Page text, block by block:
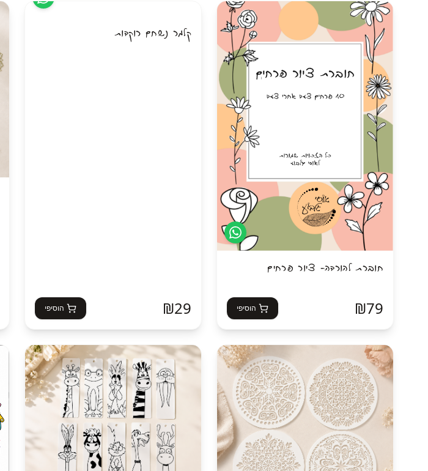
מארז מושלם למי שאוהבת לעבוד עם מגוון גדול של
שימו לב: טושים אלכוהוליים עלולים לחדור דרך נייר
דק, ולכן מומלץ לעבוד על נייר מתאים או להניח דף
מתאים לטושים אלכוהוליים שעדיף לאחסן בצורה
גובה 33 ס"מ רוחב 17 עומק 13.5
חוברת להורדה- ציור פרחים
₪79 הוסיפי
קלמר נשחם רוקדות
₪29 הוסיפי